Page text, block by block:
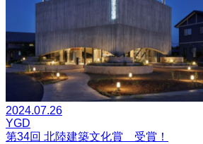
2024.07.26
YGD
第34回 北陸建築文化賞 受賞！